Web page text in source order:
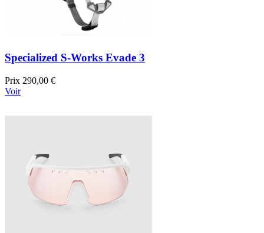
Specialized S-Works Evade 3
Prix 290,00 €
Voir